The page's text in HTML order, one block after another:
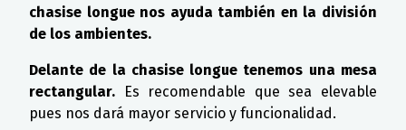
chasise longue nos ayuda también en la división
de los ambientes.
Delante de la chasise longue tenemos una mesa
rectangular.
Es recomendable que sea elevable
pues nos dará mayor servicio y funcionalidad.